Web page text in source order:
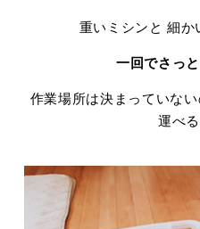
重いミシンと 細か
一回でさっ
作業場所は決まっていな
運べ